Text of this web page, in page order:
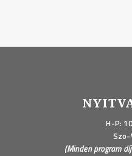
H-P:
Szo-
(Minden program